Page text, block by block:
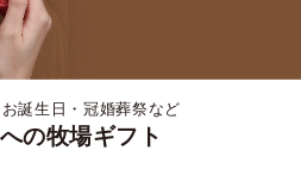
誕生日・冠婚葬祭など
の牧場ギフト